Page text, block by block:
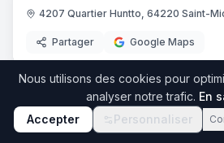
4207 Quartier Huntto, 64220 Saint-
Partager Google Maps
Nous utilisons des cookies pour
analyser notre trafic. En
Accepter
Personnaliser